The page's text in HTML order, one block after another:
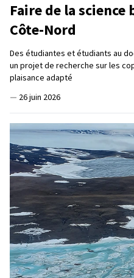
Faire de la science
Côte-Nord
Des étudiantes et étudiants au
un projet de recherche sur les
plaisance adapté
— 26 juin 2026